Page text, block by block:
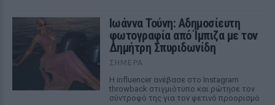
Ιωάννα Τούνη: Αδημοσίευτη
φωτογραφία από Ίμπιζα με τον
Δημήτρη Σπυριδωνίδη
ΣΉΜΕΡΑ
Η influencer ανέβασε στο Instagram
throwback στιγμιότυπο και ρώτησε τον
σύντροφό της για τον φετινό προορισμό